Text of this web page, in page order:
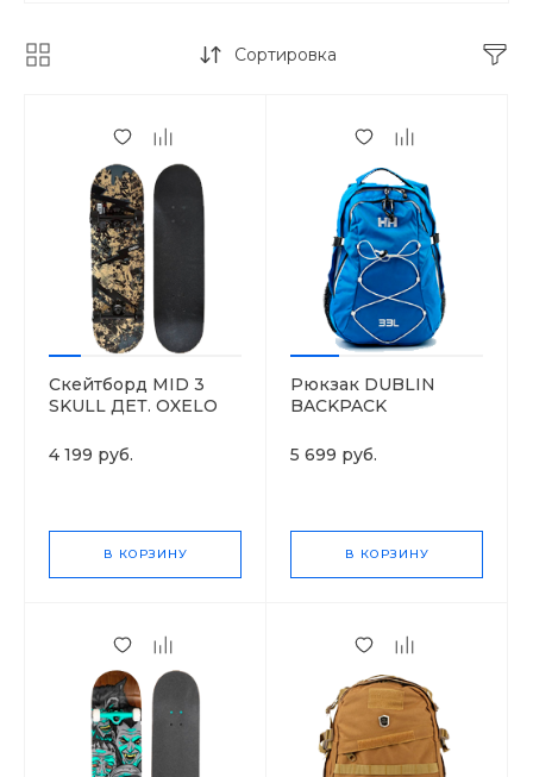
Сортировка
Скейтборд MID 3
SKULL ДЕТ. OXELO
4 199 руб.
В КОРЗИНУ
Рюкзак DUBLIN
BACKPACK
5 699 руб.
В КОРЗИНУ